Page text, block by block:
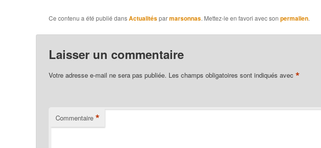
Ce contenu a été publié dansActualitésparmarsonnas. Mettez-le en favori avec son permalien.
Laisser un commentaire
Votre adresse e-mail ne sera pas publiée. Les champs obligatoires sont indiqués avec *
Commentaire *